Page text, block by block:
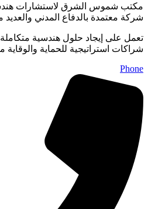
مكتب شموس الشرق لاستشارات
شركة معتمدة بالدفاع المدني
تعمل على إيجاد حلول هندسية
شراكات استراتيجية للحماية والوقاية
Phone